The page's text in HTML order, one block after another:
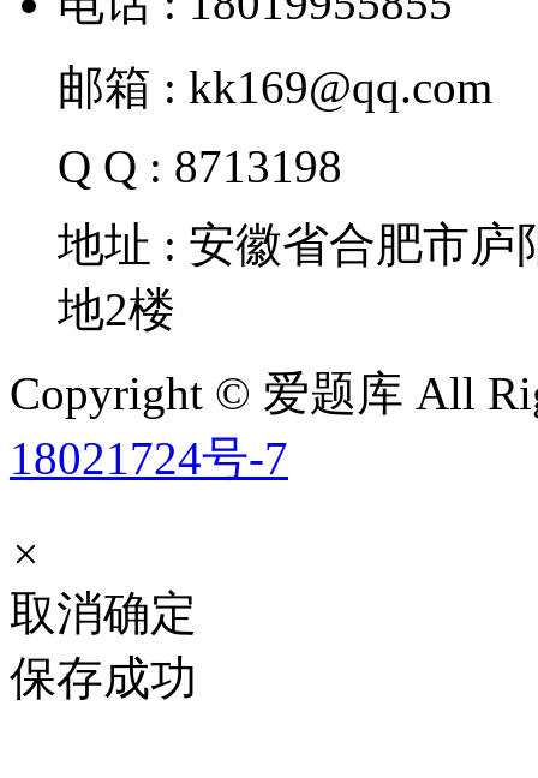
邮箱 : kk169@qq.com
Q Q : 8713198
地址 : 安徽省合肥市
地2楼
Copyright © 爱题库 All
18021724号-7
×
取消确定
保存成功